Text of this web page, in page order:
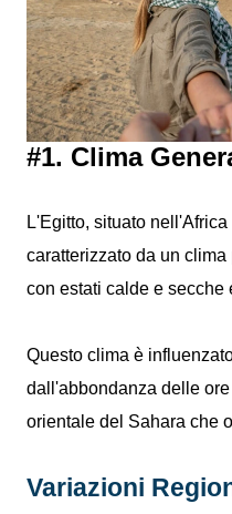
#1. Clima
L'Egitto, situato
caratterizzato da un
con estati calde e secche
Questo clima è
dall'abbondanza delle
orientale del Sahara che
Variazioni